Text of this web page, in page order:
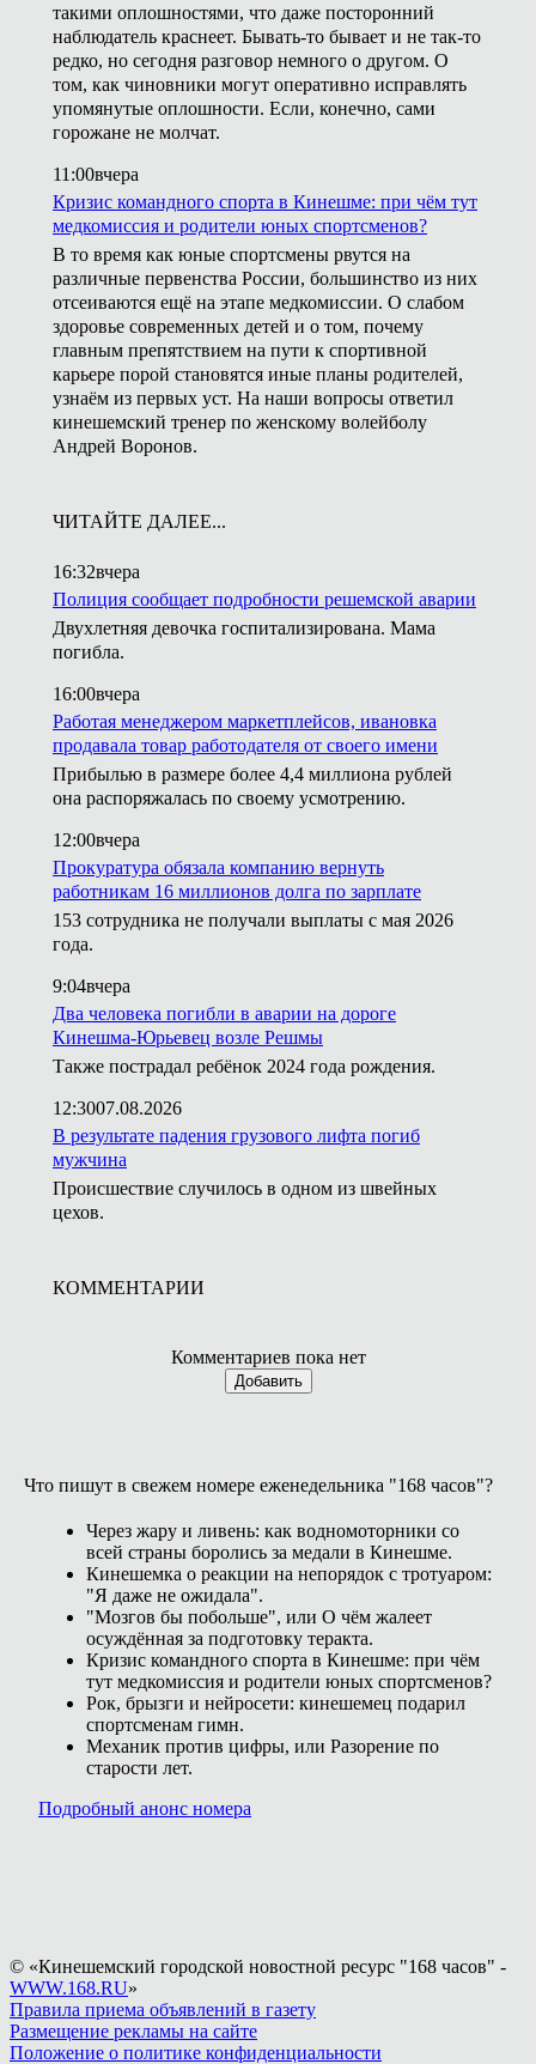
такими оплошностями, что даже посторонний
наблюдатель краснеет. Бывать-то бывает и не так-то
редко, но сегодня разговор немного о другом. О
том, как чиновники могут оперативно исправлять
упомянутые оплошности. Если, конечно, сами
горожане не молчат.
11:00вчера
Кризис командного спорта в Кинешме: при чём тут
медкомиссия и родители юных спортсменов?
В то время как юные спортсмены рвутся на
различные первенства России, большинство из них
отсеиваются ещё на этапе медкомиссии. О слабом
здоровье современных детей и о том, почему
главным препятствием на пути к спортивной
карьере порой становятся иные планы родителей,
узнаём из первых уст. На наши вопросы ответил
кинешемский тренер по женскому волейболу
Андрей Воронов.
ЧИТАЙТЕ ДАЛЕЕ...
16:32вчера
Полиция сообщает подробности решемской аварии
Двухлетняя девочка госпитализирована. Мама
погибла.
16:00вчера
Работая менеджером маркетплейсов, ивановка
продавала товар работодателя от своего имени
Прибылью в размере более 4,4 миллиона рублей
она распоряжалась по своему усмотрению.
12:00вчера
Прокуратура обязала компанию вернуть
работникам 16 миллионов долга по зарплате
153 сотрудника не получали выплаты с мая 2026
года.
9:04вчера
Два человека погибли в аварии на дороге
Кинешма-Юрьевец возле Решмы
Также пострадал ребёнок 2024 года рождения.
12:3007.08.2026
В результате падения грузового лифта погиб
мужчина
Происшествие случилось в одном из швейных
цехов.
КОММЕНТАРИИ
Комментариев пока нет
Добавить
Что пишут в свежем номере еженедельника "168 часов"?
Через жару и ливень: как водномоторники со
всей страны боролись за медали в Кинешме.
Кинешемка о реакции на непорядок с тротуаром:
"Я даже не ожидала".
"Мозгов бы побольше", или О чём жалеет
осуждённая за подготовку теракта.
Кризис командного спорта в Кинешме: при чём
тут медкомиссия и родители юных спортсменов?
Рок, брызги и нейросети: кинешемец подарил
спортсменам гимн.
Механик против цифры, или Разорение по
старости лет.
Подробный анонс номера
© «Кинешемский городской новостной ресурс "168 часов" -
WWW.168.RU»
Правила приема объявлений в газету
Размещение рекламы на сайте
Положение о политике конфиденциальности